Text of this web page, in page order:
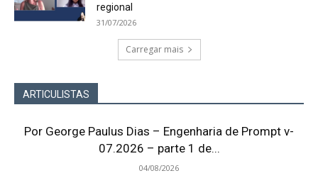
regional
31/07/2026
Carregar mais
ARTICULISTAS
Por George Paulus Dias – Engenharia de Prompt v-
07.2026 – parte 1 de...
04/08/2026